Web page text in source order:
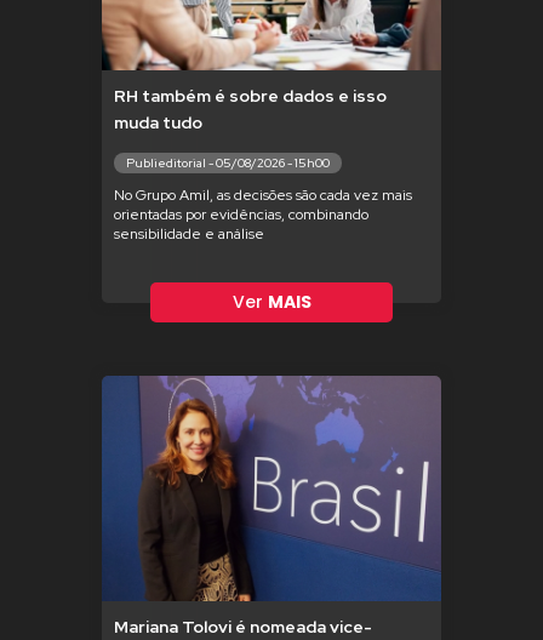
RH também é sobre dados e isso
muda tudo
Publieditorial - 05/08/2026 - 15h00
No Grupo Amil, as decisões são cada vez mais
orientadas por evidências, combinando
sensibilidade e análise
Ver MAIS
Mariana Tolovi é nomeada vice-